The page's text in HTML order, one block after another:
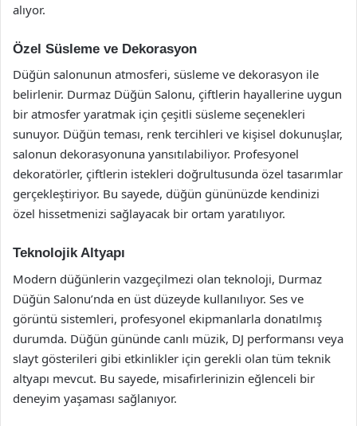
alıyor.
Özel Süsleme ve Dekorasyon
Düğün salonunun atmosferi, süsleme ve dekorasyon ile
belirlenir. Durmaz Düğün Salonu, çiftlerin hayallerine uygun
bir atmosfer yaratmak için çeşitli süsleme seçenekleri
sunuyor. Düğün teması, renk tercihleri ve kişisel dokunuşlar,
salonun dekorasyonuna yansıtılabiliyor. Profesyonel
dekoratörler, çiftlerin istekleri doğrultusunda özel tasarımlar
gerçekleştiriyor. Bu sayede, düğün gününüzde kendinizi
özel hissetmenizi sağlayacak bir ortam yaratılıyor.
Teknolojik Altyapı
Modern düğünlerin vazgeçilmezi olan teknoloji, Durmaz
Düğün Salonu’nda en üst düzeyde kullanılıyor. Ses ve
görüntü sistemleri, profesyonel ekipmanlarla donatılmış
durumda. Düğün gününde canlı müzik, DJ performansı veya
slayt gösterileri gibi etkinlikler için gerekli olan tüm teknik
altyapı mevcut. Bu sayede, misafirlerinizin eğlenceli bir
deneyim yaşaması sağlanıyor.